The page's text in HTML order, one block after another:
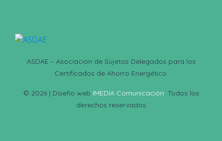
ASDAE – Asociación de Sujetos Delegados para los
Certificados de Ahorro Energético.
© 2026 | Diseño web IMEDIA Comunicación. Todos los
derechos reservados